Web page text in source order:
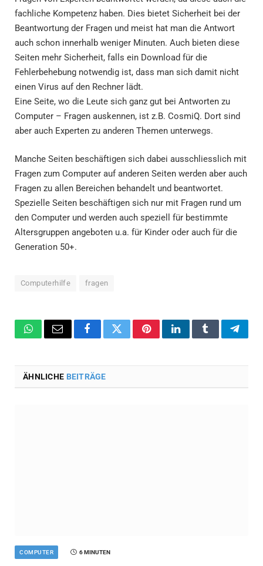
fachliche Kompetenz haben. Dies bietet Sicherheit bei der
Beantwortung der Fragen und meist hat man die Antwort
auch schon innerhalb weniger Minuten. Auch bieten diese
Seiten mehr Sicherheit, falls ein Download für die
Fehlerbehebung notwendig ist, dass man sich damit nicht
einen Virus auf den Rechner lädt.
Eine Seite, wo die Leute sich ganz gut bei Antworten zu
Computer – Fragen auskennen, ist z.B. CosmiQ. Dort sind
aber auch Experten zu anderen Themen unterwegs.
Manche Seiten beschäftigen sich dabei ausschliesslich mit
Fragen zum Computer auf anderen Seiten werden aber auch
Fragen zu allen Bereichen behandelt und beantwortet.
Spezielle Seiten beschäftigen sich nur mit Fragen rund um
den Computer und werden auch speziell für bestimmte
Altersgruppen angeboten u.a. für Kinder oder auch für die
Generation 50+.
Computerhilfe fragen
WhatsApp
Email FacebookTwitterPinterestLinkedInTumblr
ÄHNLICHE BEITRÄGE
COMPUTER 6 MINUTEN